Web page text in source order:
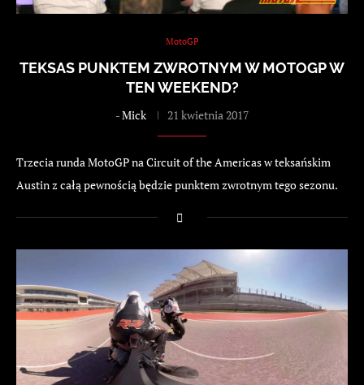
MotoGP
TEKSAS PUNKTEM ZWROTNYM W MOTOGP W
TEN WEEKEND?
-Mick 21 kwietnia 2017
Trzecia runda MotoGP na Circuit of the Americas w teksańskim
Austin z całą pewnością będzie punktem zwrotnym tego sezonu.